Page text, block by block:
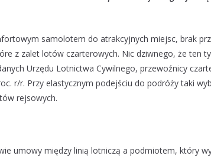
samolotem do atrakcyjnych miejsc, brak
z zalet lotów czarterowych. Nic dziwnego, że ten
Urzędu Lotnictwa Cywilnego, przewoźnicy
r/r. Przy elastycznym podejściu do podróży taki
rejsowych.
umowy między linią lotniczą a podmiotem, który